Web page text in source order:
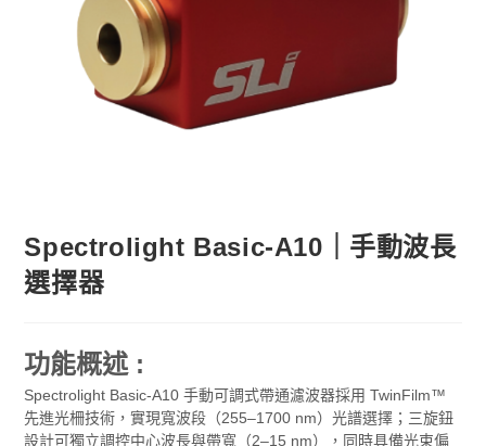
Spectrolight Basic-A10｜手動波長
選擇器
功能概述 :
Spectrolight Basic-A10 手動可調式帶通濾波器採用 TwinFilm™
先進光柵技術，實現寬波段（255–1700 nm）光譜選擇；三旋鈕
設計可獨立調控中心波長與帶寬（2–15 nm），同時具備光束偏